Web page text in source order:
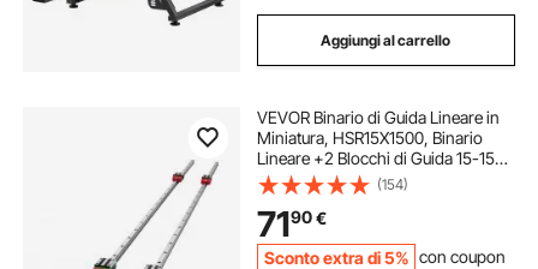
Aggiungi al carrello
VEVOR Binario di Guida Lineare in
Miniatura, HSR15X1500, Binario
Lineare +2 Blocchi di Guida 15-1550
mm, Binari Lineari CNC, per Router
CNC / Smerigliatrice CNC / Stampa
di Macchine Industriali
(154)
7190€
Sconto extra di 5% con coupon